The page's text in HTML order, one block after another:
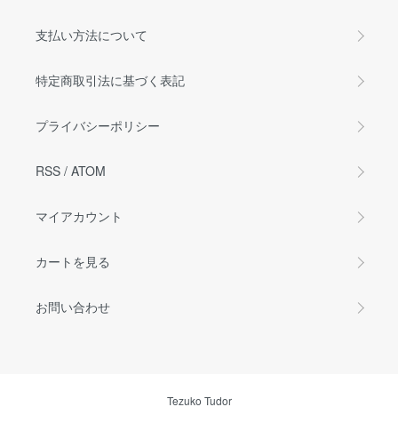
支払い方法について
特定商取引法に基づく表記
プライバシーポリシー
RSS / ATOM
マイアカウント
カートを見る
お問い合わせ
Tezuko Tudor